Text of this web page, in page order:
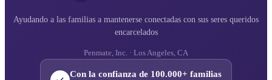
Ayudando a las familias a mantenerse conectadas con sus seres queridos
encarcelados
Penmate, Inc. · Los Angeles, CA
Con la confianza de 100.000+ familias